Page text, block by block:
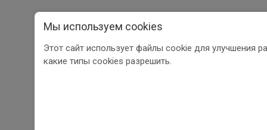
Мы используем cookies
Этот сайт использует файлы cookie для улучшения
какие типы cookies разрешить.